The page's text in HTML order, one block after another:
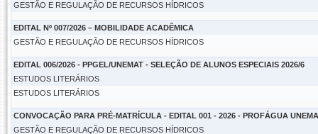
GESTÃO E REGULAÇÃO DE RECURSOS HÍDRICOS
EDITAL Nº 007/2026 – MOBILIDADE ACADÊMICA
GESTÃO E REGULAÇÃO DE RECURSOS HÍDRICOS
EDITAL 006/2026 - PPGEL/UNEMAT - SELEÇÃO DE ALUNOS ESPECIAIS 2026/6
ESTUDOS LITERÁRIOS
ESTUDOS LITERÁRIOS
CONVOCAÇÃO PARA PRÉ-MATRÍCULA - EDITAL 001 - 2026 - PROFÁGUA
GESTÃO E REGULAÇÃO DE RECURSOS HÍDRICOS